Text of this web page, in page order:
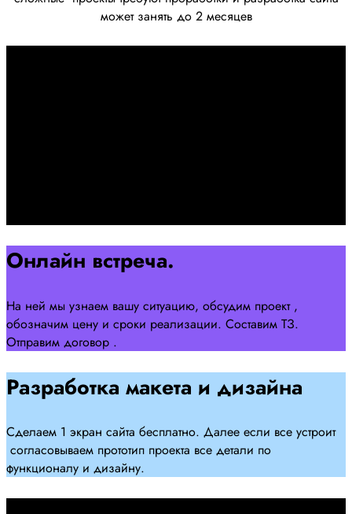
может занять до 2 месяцев
Онлайн встреча.
На ней мы узнаем вашу ситуацию, обсудим проект ,
обозначим цену и сроки реализации. Составим ТЗ.
Отправим договор .
Разработка макета и дизайна
Сделаем 1 экран сайта бесплатно. Далее если все устроит
согласовываем прототип проекта все детали по
функционалу и дизайну.